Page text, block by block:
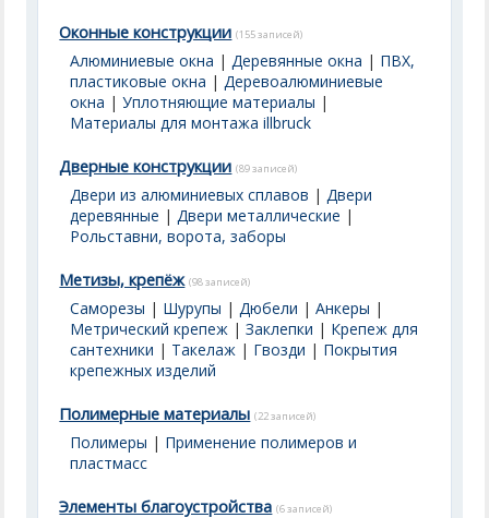
Оконные конструкции (155 записей)
Алюминиевые окна |Деревянные окна | ПВХ,
пластиковые окна |Деревоалюминиевые
окна |Уплотняющие материалы |
Материалы для монтажа illbruck
Дверные конструкции (89 записей)
Двери из алюминиевых сплавов |Двери
деревянные |Двери металлические |
Рольставни, ворота, заборы
Метизы, крепёж (98 записей)
Саморезы | Шурупы |Дюбели |Анкеры |
Метрический крепеж |Заклепки | Крепеж для
сантехники | Такелаж | Гвозди | Покрытия
крепежных изделий
Полимерные материалы (22 записей)
Полимеры | Применение полимеров и
пластмасс
Элементы благоустройства (6 записей)